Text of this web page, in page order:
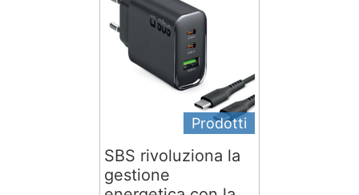
Prodotti
SBS rivoluziona la
gestione